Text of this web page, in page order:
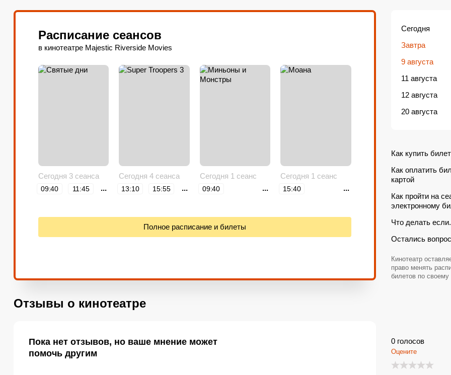
торговых комплексов города, что обеспечивает лёгкий доступ и парковку.
показ популярных премьер, предлагает стандартные услуги кинозала:
напитками и закусками, а также места с доступом для людей с
Как купить билет
Как оплатить
картой
Как пройти на
электронному
Что делать
Остались
Кинотеатр
право менять
билетов по
Расписание сеансов
в кинотеатре Majestic Riverside Movies
Сегодня 3 сеанса
09:40 11:45 ...
Сегодня 4 сеанса
13:10 15:55 ...
Сегодня 1 сеанс
09:40 ...
Сегодня 1 сеанс
15:40 ...
Полное расписание и билеты
Сегодня
Завтра
9 августа
11 августа
12 августа
20 августа
Отзывы о кинотеатре
Пока нет отзывов, но ваше мнение может
помочь другим
0голосов
Оцените